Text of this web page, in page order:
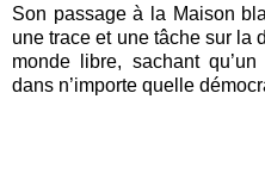
Son passage à la Maison
une trace et une tâche sur la
monde libre, sachant
dans n’importe quelle